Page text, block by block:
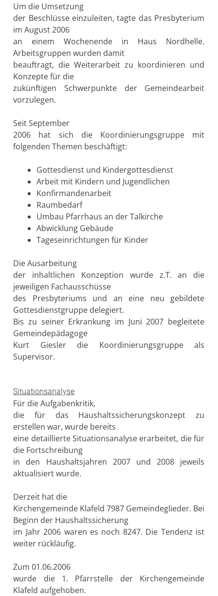
Um die Umsetzung
der Beschlüsse einzuleiten, tagte das Presbyterium
im August 2006
an einem Wochenende in Haus Nordhelle.
Arbeitsgruppen wurden damit
beauftragt, die Weiterarbeit zu koordinieren und
Konzepte für die
zukünftigen Schwerpunkte der Gemeindearbeit
vorzulegen.
Seit September
2006 hat sich die Koordinierungsgruppe mit
folgenden Themen beschäftigt:
Gottesdienst und Kindergottesdienst
Arbeit mit Kindern und Jugendlichen
Konfirmandenarbeit
Raumbedarf
Umbau Pfarrhaus an der Talkirche
Abwicklung Gebäude
Tageseinrichtungen für Kinder
Die Ausarbeitung
der inhaltlichen Konzeption wurde z.T. an die
jeweiligen Fachausschüsse
des Presbyteriums und an eine neu gebildete
Gottesdienstgruppe delegiert.
Bis zu seiner Erkrankung im Juni 2007 begleitete
Gemeindepädagoge
Kurt Giesler die Koordinierungsgruppe als
Supervisor.
Situationsanalyse
Für die Aufgabenkritik,
die für das Haushaltssicherungskonzept zu
erstellen war, wurde bereits
eine detaillierte Situationsanalyse erarbeitet, die für
die Fortschreibung
in den Haushaltsjahren 2007 und 2008 jeweils
aktualisiert wurde.
Derzeit hat die
Kirchengemeinde Klafeld 7987 Gemeindeglieder. Bei
Beginn der Haushaltssicherung
im Jahr 2006 waren es noch 8247. Die Tendenz ist
weiter rückläufig.
Zum 01.06.2006
wurde die 1. Pfarrstelle der Kirchengemeinde
Klafeld aufgehoben.